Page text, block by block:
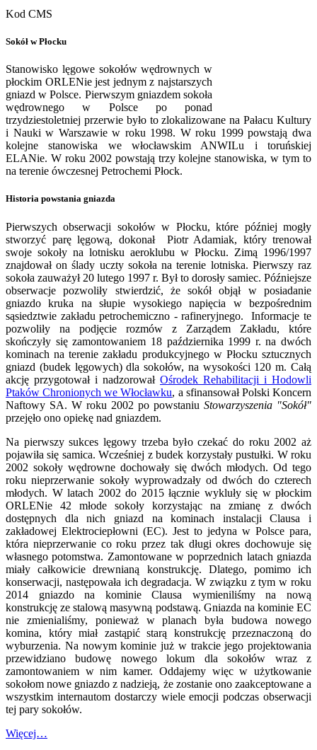
Kod CMS
Sokół w Płocku
Stanowisko lęgowe sokołów wędrownych w
płockim ORLENie jest jednym z najstarszych
gniazd w Polsce. Pierwszym gniazdem sokoła
wędrownego w Polsce po ponad
trzydziestoletniej przerwie było to zlokalizowane na Pałacu Kultury
i Nauki w Warszawie w roku 1998. W roku 1999 powstają dwa
kolejne stanowiska we włocławskim ANWILu i toruńskiej
ELANie. W roku 2002 powstają trzy kolejne stanowiska, w tym to
na terenie ówczesnej Petrochemi Płock.
Historia powstania gniazda
Pierwszych obserwacji sokołów w Płocku, które później mogły
stworzyć parę lęgową, dokonał Piotr Adamiak, który trenował
swoje sokoły na lotnisku aeroklubu w Płocku. Zimą 1996/1997
znajdował on ślady uczty sokoła na terenie lotniska. Pierwszy raz
sokoła zauważył 20 lutego 1997 r. Był to dorosły samiec. Późniejsze
obserwacje pozwoliły stwierdzić, że sokół objął w posiadanie
gniazdo kruka na słupie wysokiego napięcia w bezpośrednim
sąsiedztwie zakładu petrochemiczno - rafineryjnego. Informacje te
pozwoliły na podjęcie rozmów z Zarządem Zakładu, które
skończyły się zamontowaniem 18 października 1999 r. na dwóch
kominach na terenie zakładu produkcyjnego w Płocku sztucznych
gniazd (budek lęgowych) dla sokołów, na wysokości 120 m. Całą
akcję przygotował i nadzorował Ośrodek Rehabilitacji i Hodowli
Ptaków Chronionych we Włocławku, a sfinansował Polski Koncern
Naftowy SA. W roku 2002 po powstaniu Stowarzyszenia "Sokół"
przejęło ono opiekę nad gniazdem.
Na pierwszy sukces lęgowy trzeba było czekać do roku 2002 aż
pojawiła się samica. Wcześniej z budek korzystały pustułki. W roku
2002 sokoły wędrowne dochowały się dwóch młodych. Od tego
roku nieprzerwanie sokoły wyprowadzały od dwóch do czterech
młodych. W latach 2002 do 2015 łącznie wykluły się w płockim
ORLENie 42 młode sokoły korzystając na zmianę z dwóch
dostępnych dla nich gniazd na kominach instalacji Clausa i
zakładowej Elektrociepłowni (EC). Jest to jedyna w Polsce para,
która nieprzerwanie co roku przez tak długi okres dochowuje się
własnego potomstwa. Zamontowane w poprzednich latach gniazda
miały całkowicie drewnianą konstrukcję. Dlatego, pomimo ich
konserwacji, następowała ich degradacja. W związku z tym w roku
2014 gniazdo na kominie Clausa wymieniliśmy na nową
konstrukcję ze stalową masywną podstawą. Gniazda na kominie EC
nie zmienialiśmy, ponieważ w planach była budowa nowego
komina, który miał zastąpić starą konstrukcję przeznaczoną do
wyburzenia. Na nowym kominie już w trakcie jego projektowania
przewidziano budowę nowego lokum dla sokołów wraz z
zamontowaniem w nim kamer. Oddajemy więc w użytkowanie
sokołom nowe gniazdo z nadzieją, że zostanie ono zaakceptowane a
wszystkim internautom dostarczy wiele emocji podczas obserwacji
tej pary sokołów.
Więcej…